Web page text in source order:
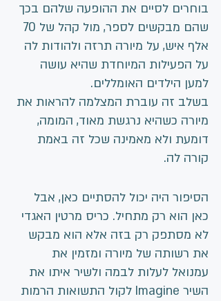
בוחרים לסיים את ההופעה שלהם בכך
אלף איש, על מיורה תרזה ולהודות לה
על הפעילות המיוחדת שהיא עושה
למען הילדים האומללים.
בשלב זה עוברת המצלמה להראות את
מיורה כשהיא נרגשת מאוד, המומה,
דומעת ולא מאמינה שכל זה באמת
קורה לה.
הסיפור היה יכול להסתיים כאן, אבל
כאן הוא רק מתחיל. כריס מרטין האגדי
לא מסתפק רק בזה אלא הוא מבקש
את רשותה של מיורה ומזמין את
עמנואל לעלות לבמה ולשיר איתו את
השיר Imagine לקול התשואות הרמות